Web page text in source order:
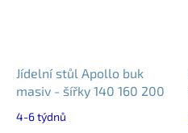
Jídelní stůl Apollo buk
masiv - šířky 140 160 200
4-6 týdnů